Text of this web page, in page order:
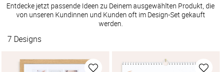
Entdecke jetzt passende Ideen zu Deinem ausgewählten Produkt, die
von unseren Kundinnen und Kunden oft im Design-Set gekauft
werden.
7 Designs